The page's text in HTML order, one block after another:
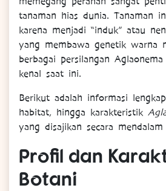
tanaman hias dunia. Tanaman
karena menjadi “induk” atau
yang membawa genetik warna
berbagai persilangan
kenal saat ini.
Berikut adalah informasi
habitat, hingga karakteristik
yang disajikan secara
Profil dan
Botani